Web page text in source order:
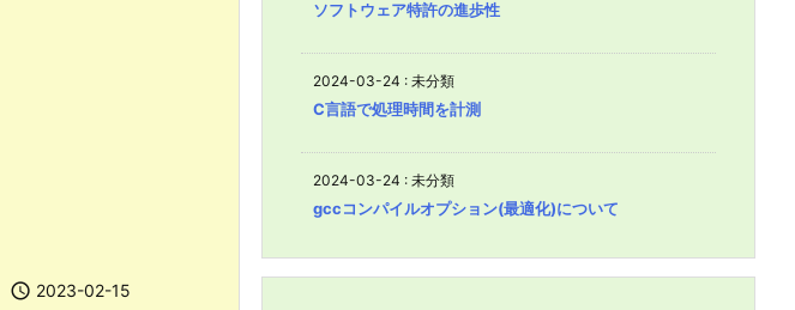
 2023-02-15
ソフトウェア特許の進歩性
2024-03-24 : 未分類
C言語で処理時間を計測
2024-03-24 : 未分類
gccコンパイルオプション(最適化)について